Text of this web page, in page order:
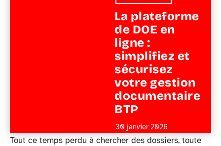
La plateforme
de DOE en
ligne :
simplifiez et
sécurisez
votre gestion
documentaire
BTP
30 janvier 2026
Tout ce temps perdu à chercher des dossiers, toute